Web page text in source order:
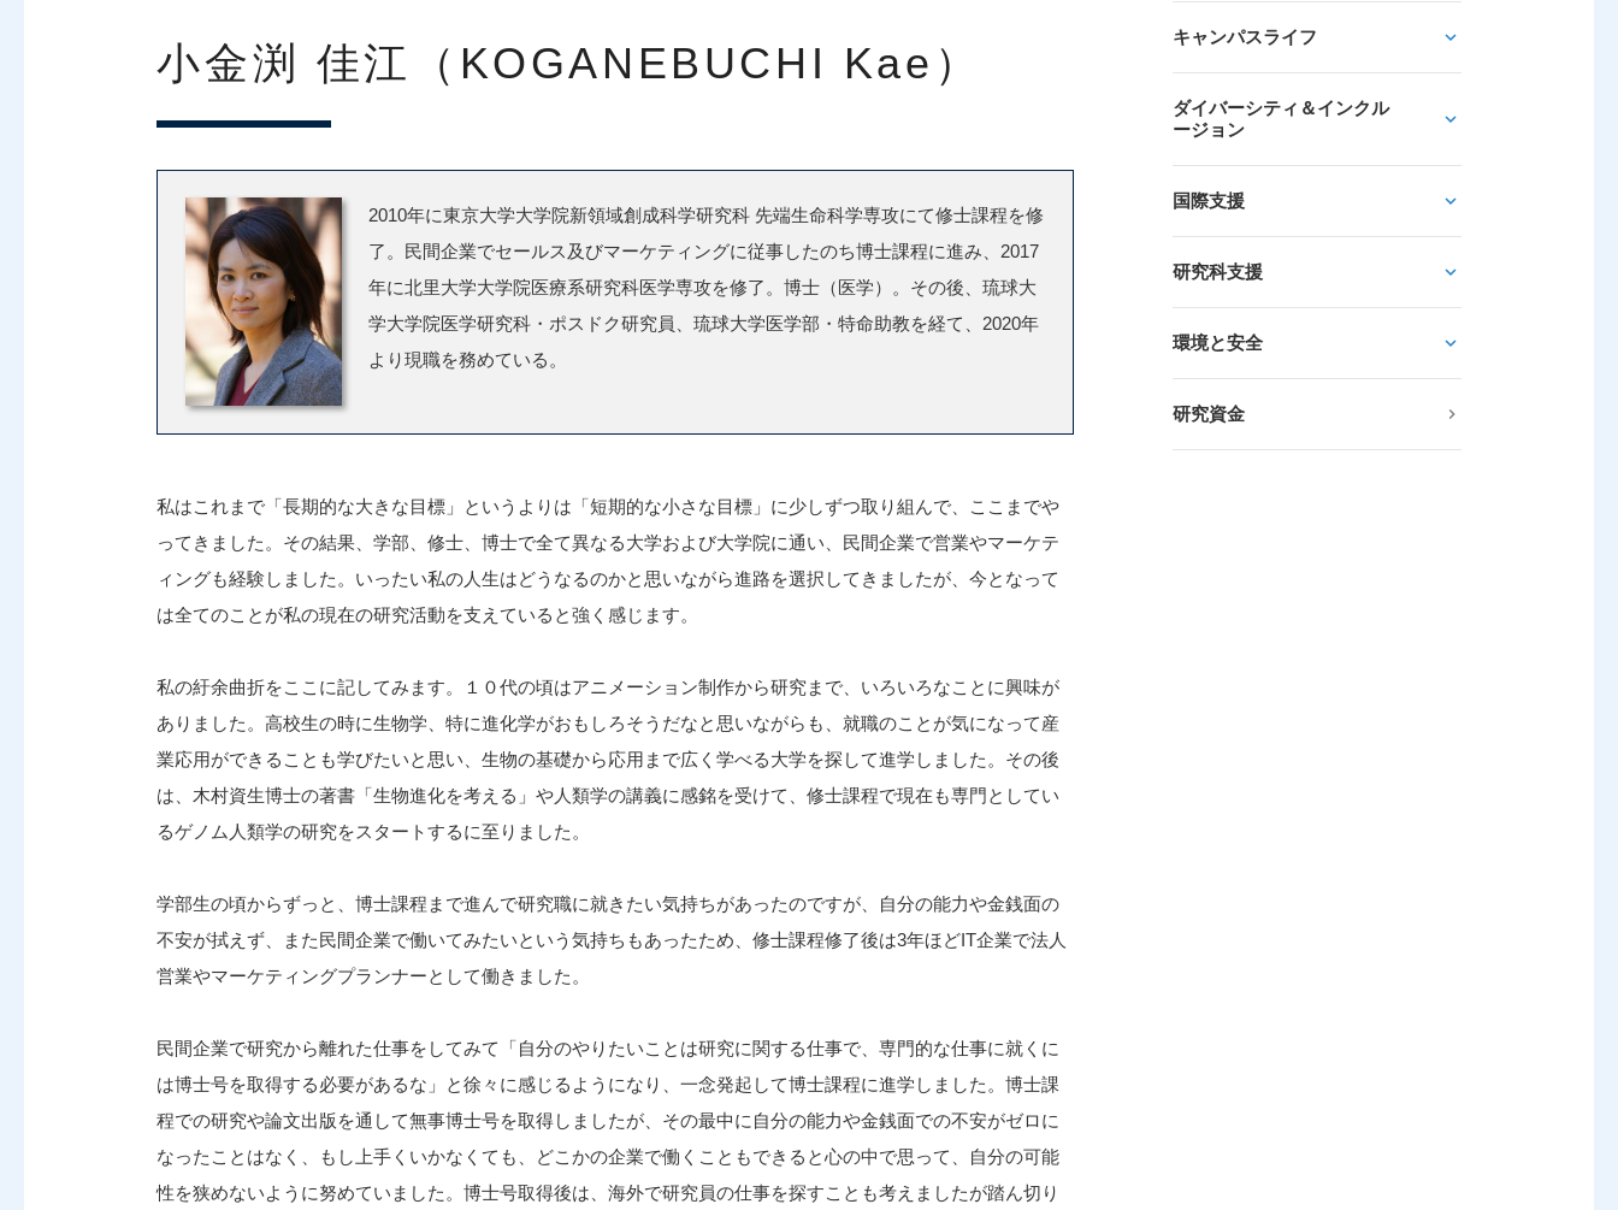
小金渕 佳江（KOGANEBUCHI Kae）
2010年に東京大学大学院新領域創成科学研究科 先端生命科学専攻にて修士課程を修
了。民間企業でセールス及びマーケティングに従事したのち博士課程に進み、2017
年に北里大学大学院医療系研究科医学専攻を修了。博士（医学）。その後、琉球大
学大学院医学研究科・ポスドク研究員、琉球大学医学部・特命助教を経て、2020年
より現職を務めている。
私はこれまで「長期的な大きな目標」というよりは「短期的な小さな目標」に少しずつ取り組んで、ここまでや
ってきました。その結果、学部、修士、博士で全て異なる大学および大学院に通い、民間企業で営業やマーケテ
ィングも経験しました。いったい私の人生はどうなるのかと思いながら進路を選択してきましたが、今となって
は全てのことが私の現在の研究活動を支えていると強く感じます。
私の紆余曲折をここに記してみます。１０代の頃はアニメーション制作から研究まで、いろいろなことに興味が
ありました。高校生の時に生物学、特に進化学がおもしろそうだなと思いながらも、就職のことが気になって産
業応用ができることも学びたいと思い、生物の基礎から応用まで広く学べる大学を探して進学しました。その後
は、木村資生博士の著書「生物進化を考える」や人類学の講義に感銘を受けて、修士課程で現在も専門としてい
るゲノム人類学の研究をスタートするに至りました。
学部生の頃からずっと、博士課程まで進んで研究職に就きたい気持ちがあったのですが、自分の能力や金銭面の
不安が拭えず、また民間企業で働いてみたいという気持ちもあったため、修士課程修了後は3年ほどIT企業で法人
営業やマーケティングプランナーとして働きました。
民間企業で研究から離れた仕事をしてみて「自分のやりたいことは研究に関する仕事で、専門的な仕事に就くに
は博士号を取得する必要があるな」と徐々に感じるようになり、一念発起して博士課程に進学しました。博士課
程での研究や論文出版を通して無事博士号を取得しましたが、その最中に自分の能力や金銭面での不安がゼロに
なったことはなく、もし上手くいかなくても、どこかの企業で働くこともできると心の中で思って、自分の可能
性を狭めないように努めていました。博士号取得後は、海外で研究員の仕事を探すことも考えましたが踏ん切り
キャンパスライフ
ダイバーシティ＆インクル
ージョン
国際支援
研究科支援
環境と安全
研究資金